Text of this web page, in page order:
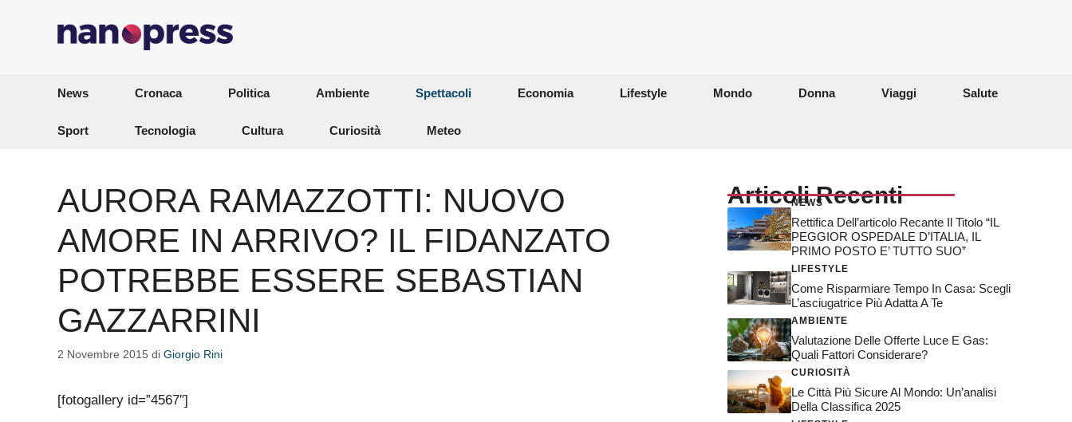
News Cronaca Politica Ambiente Spettacoli Economia Lifestyle Mondo Donna Viaggi Salute
Sport Tecnologia Cultura Curiosità Meteo
AURORA RAMAZZOTTI: NUOVO
AMORE IN ARRIVO? IL FIDANZATO
POTREBBE ESSERE SEBASTIAN
GAZZARRINI
2 Novembre 2015 di Giorgio Rini
[fotogallery id=”4567″]
Articoli Recenti
NEWS
Rettifica Dell’articolo Recante Il Titolo “IL
PEGGIOR OSPEDALE D’ITALIA, IL
PRIMO POSTO E’ TUTTO SUO”
LIFESTYLE
Come Risparmiare Tempo In Casa: Scegli
L’asciugatrice Più Adatta A Te
AMBIENTE
Valutazione Delle Offerte Luce E Gas:
Quali Fattori Considerare?
CURIOSITÀ
Le Città Più Sicure Al Mondo: Un’analisi
Della Classifica 2025